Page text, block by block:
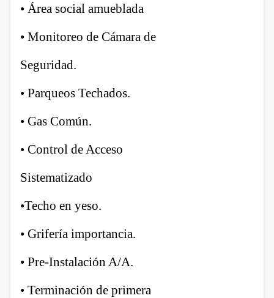
• Área social amueblada
• Monitoreo de Cámara de
Seguridad.
• Parqueos Techados.
• Gas Común.
• Control de Acceso
Sistematizado
•Techo en yeso.
• Grifería importancia.
• Pre-Instalación A/A.
• Terminación de primera